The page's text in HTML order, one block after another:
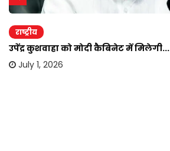
राष्ट्रीय
उपेंद्र कुशवाहा को मोदी कैबिनेट में मिलेगी...
July 1, 2026